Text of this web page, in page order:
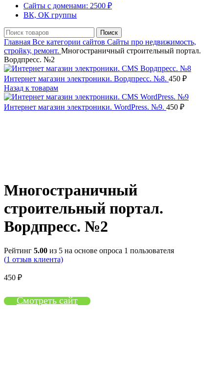
Сайты с доменами: 2500 ₽
ВК, ОК группы
Поиск
Главная Все категории сайтов Сайты про недвижимость,
стройку, ремонт. Многостраничный строительный портал.
Вордпресс. №2
Интернет магазин электроники. Вордпресс. №8. 450 ₽
Назад к товарам
Интернет магазин электроники. WordPress. №9. 450 ₽
Многостраничный
строительный портал.
Вордпресс. №2
Рейтинг 5.00 из 5 на основе опроса 1 пользователя
(1 отзыв клиента)
450 ₽
Смотреть сайт